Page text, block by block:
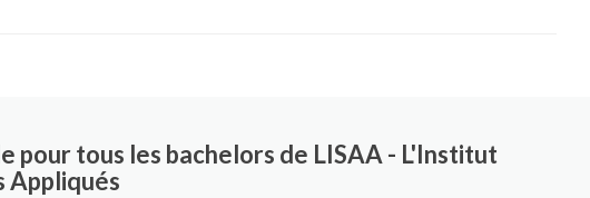
projets réels, des études de cas, et des stages en entreprise. Cela
de LISAA sont non seulement créatifs mais aussi prêts à relever les
pour tous les bachelors de LISAA - L'Institut
Appliqués